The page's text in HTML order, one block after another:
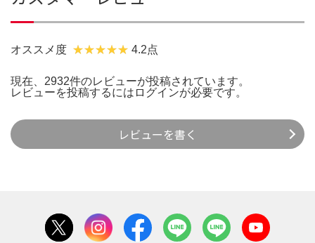
オススメ度 4.2点
現在、2932件のレビューが投稿されています。
レビューを投稿するには ログインが必要です。
レビューを書く